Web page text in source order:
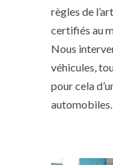
règles de
certifiés au
Nous
véhicules,
pour cela
automobiles.